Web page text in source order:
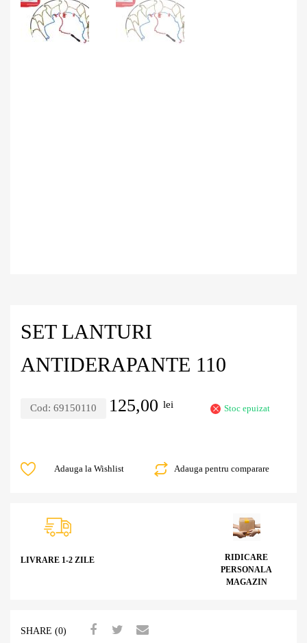
SET LANTURI
ANTIDERAPANTE 110
Cod: 69150110 125,00 lei Stoc epuizat
Adauga pentru comparare
Adauga la Wishlist
LIVRARE 1-2 ZILE
RIDICARE
PERSONALA
MAGAZIN
SHARE (0)